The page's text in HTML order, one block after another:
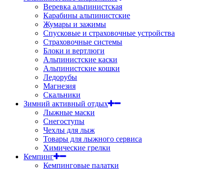
Веревка альпинистская
Карабины альпинистские
Жумары и зажимы
Спусковые и страховочные устройства
Страховочные системы
Блоки и вертлюги
Альпинистские каски
Альпинистские кошки
Ледорубы
Магнезия
Скальники
Зимний активный отдых
Лыжные маски
Снегоступы
Чехлы для лыж
Товары для лыжного сервиса
Химические грелки
Кемпинг
Кемпинговые палатки